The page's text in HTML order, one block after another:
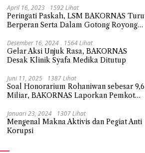
Tahun 2023
April 16, 2023 1592 Lihat
Peringati Paskah, LSM BAKORNAS Turut
Berperan Serta Dalam Gotong Royong
Desember 16, 2024 1564 Lihat
Gelar Aksi Unjuk Rasa, BAKORNAS
Desak Klinik Syafa Medika Ditutup
Juni 11, 2025 1387 Lihat
Soal Honorarium Rohaniwan sebesar 9,6
Miliar, BAKORNAS Laporkan Pemkot
Januari 23, 2024 1307 Lihat
Mengenal Makna Aktivis dan Pegiat Anti
Korupsi